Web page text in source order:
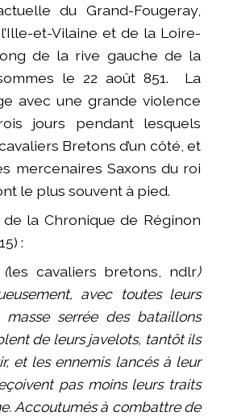
du Grand-Fougeray,
et-Vilaine et de la Loire-
de la rive gauche de la
le 22 août 851. La
avec une grande violence
jours pendant lesquels
Bretons d’un côté, et
mercenaires Saxons du roi
le plus souvent à pied.
la Chronique de Réginon
:
(les cavaliers bretons, ndlr)
avec toutes leurs
serrée des bataillons
de leurs javelots, tantôt ils
et les ennemis lancés à leur
pas moins leurs traits
Accoutumés à combattre de